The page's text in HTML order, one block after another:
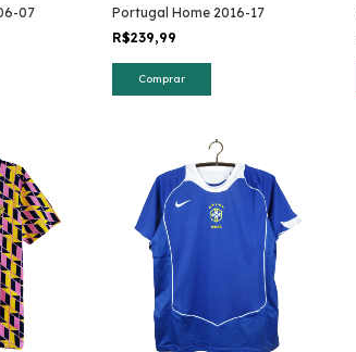
07
Portugal Home 2016-17
R$239,99
Comprar